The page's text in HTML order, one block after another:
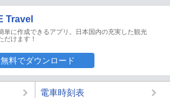
Travel
単に作成できるアプリ。日本国内の充実した観光
だけます！
無料でダウンロード
電車時刻表